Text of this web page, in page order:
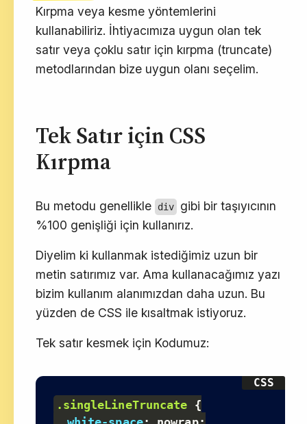
Kırpma veya kesme yöntemlerini
kullanabiliriz. İhtiyacımıza uygun olan tek
satır veya çoklu satır için kırpma (truncate)
metodlarından bize uygun olanı seçelim.
Tek Satır için CSS
Kırpma
Bu metodu genellikle div
gibi bir taşıyıcının
%100 genişliği için kullanırız.
Diyelim ki kullanmak istediğimiz uzun bir
metin satırımız var. Ama kullanacağımız yazı
bizim kullanım alanımızdan daha uzun. Bu
yüzden de CSS ile kısaltmak istiyoruz.
Tek satır kesmek için Kodumuz:
.singleLineTruncate {